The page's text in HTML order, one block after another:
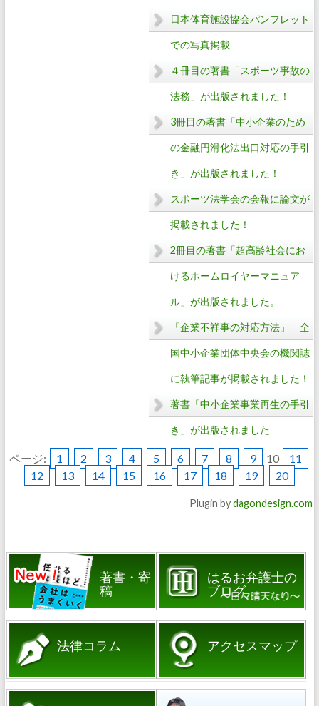
日本体育施設協会パンフレット
での写真掲載
４冊目の著書「スポーツ事故の
法務」が出版されました！
3冊目の著書「中小企業のため
の金融円滑化法出口対応の手引
き」が出版されました！
スポーツ法学会の会報に論文が
掲載されました！
2冊目の著書「超高齢社会にお
けるホームロイヤーマニュア
ル」が出版されました。
「企業不祥事の対応方法」 全
国中小企業団体中央会の機関誌
に執筆記事が掲載されました！
著書「中小企業事業再生の手引
き」が出版されました
ページ: 1 2 3 4 5 6 7 8 9 10
11
12
13 14 15 16 17 18 19 20
Plugin bydagondesign.com
著書・寄
稿
はるお弁護士の
ブログ
法律コラム アクセスマップ